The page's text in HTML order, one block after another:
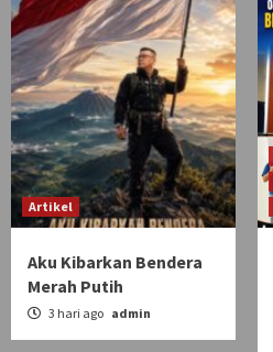
Artikel
Aku Kibarkan Bendera
Merah Putih
3 hari ago admin